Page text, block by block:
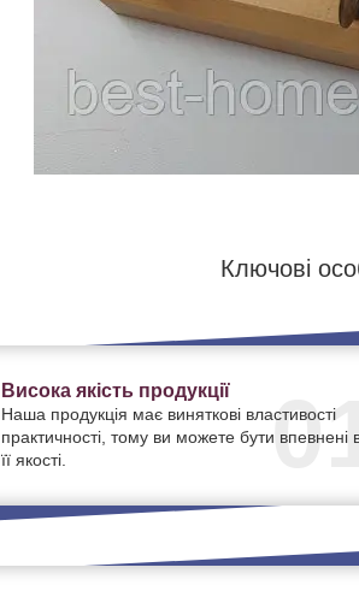
Ключові
Висока якість продукції
Наша продукція має виняткові властивості
практичності, тому ви можете бути впевнені
її якості.